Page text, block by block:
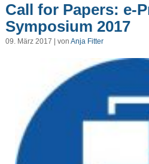
Call for Papers: e-
Symposium 2017
09. März 2017 | von Anja Fitter